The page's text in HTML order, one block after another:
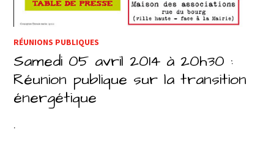
RÉUNIONS PUBLIQUES
Samedi 05 avril 2014 à 20h30 :
Réunion publique sur la transition
énergétique
.